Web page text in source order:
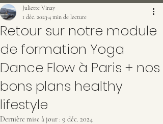
Retour sur notre module
de formation Yoga
Dance Flow à Paris + nos
bons plans healthy
lifestyle
Juliette Vinay
1 déc. 2023 4 min de lecture
Dernière mise à jour : 9 déc. 2024